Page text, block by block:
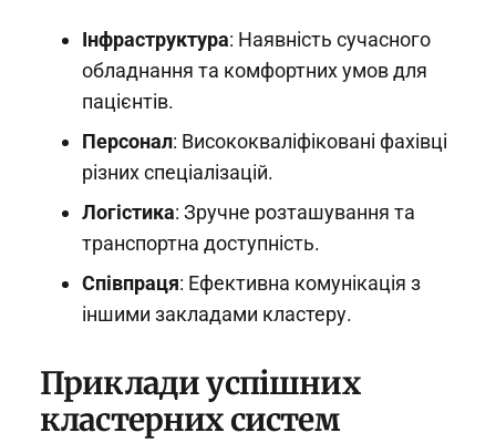
Інфраструктура: Наявність сучасного
обладнання та комфортних умов для
пацієнтів.
Персонал: Висококваліфіковані фахівці
різних спеціалізацій.
Логістика: Зручне розташування та
транспортна доступність.
Співпраця: Ефективна комунікація з
іншими закладами кластеру.
Приклади успішних
кластерних систем